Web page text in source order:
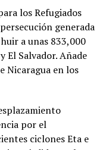
los Refugiados
generada
a unas 833,000
El Salvador. Añade
Nicaragua en los
por el
ciclones Eta e